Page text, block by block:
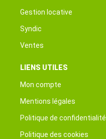
Gestion locative
Syndic
Ventes
LIENS UTILES
Mon compte
Mentions légales
Politique de confidentialité
Politique des cookies